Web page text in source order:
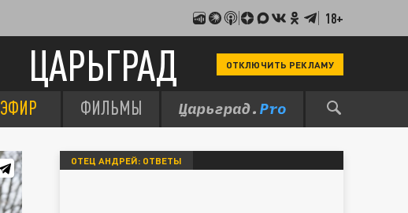
18+
ЦАРЬГРАД ОТКЛЮЧИТЬ РЕКЛАМУ
ЭФИР ФИЛЬМЫ
ОТЕЦ АНДРЕЙ: ОТВЕТЫ